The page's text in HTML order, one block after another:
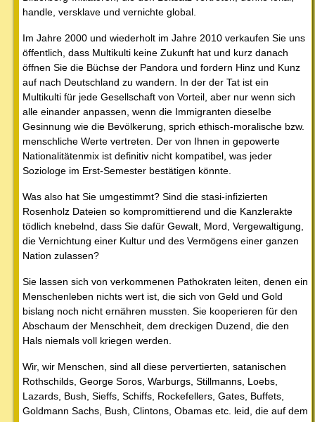
handle, versklave und vernichte global.
Im Jahre 2000 und wiederholt im Jahre 2010 verkaufen Sie uns
öffentlich, dass Multikulti keine Zukunft hat und kurz danach
öffnen Sie die Büchse der Pandora und fordern Hinz und Kunz
auf nach Deutschland zu wandern. In der der Tat ist ein
Multikulti für jede Gesellschaft von Vorteil, aber nur wenn sich
alle einander anpassen, wenn die Immigranten dieselbe
Gesinnung wie die Bevölkerung, sprich ethisch-moralische bzw.
menschliche Werte vertreten. Der von Ihnen in gepowerte
Nationalitätenmix ist definitiv nicht kompatibel, was jeder
Soziologe im Erst-Semester bestätigen könnte.
Was also hat Sie umgestimmt? Sind die stasi-infizierten
Rosenholz Dateien so kompromittierend und die Kanzlerakte
tödlich knebelnd, dass Sie dafür Gewalt, Mord, Vergewaltigung,
die Vernichtung einer Kultur und des Vermögens einer ganzen
Nation zulassen?
Sie lassen sich von verkommenen Pathokraten leiten, denen ein
Menschenleben nichts wert ist, die sich von Geld und Gold
bislang noch nicht ernähren mussten. Sie kooperieren für den
Abschaum der Menschheit, dem dreckigen Duzend, die den
Hals niemals voll kriegen werden.
Wir, wir Menschen, sind all diese pervertierten, satanischen
Rothschilds, George Soros, Warburgs, Stillmanns, Loebs,
Lazards, Bush, Sieffs, Schiffs, Rockefellers, Gates, Buffets,
Goldmann Sachs, Bush, Clintons, Obamas etc. leid, die auf dem